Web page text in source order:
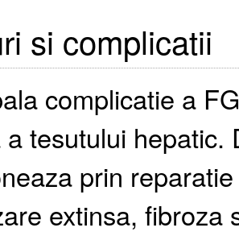
si complicatii
complicatie a
a tesutului
prin
extinsa, fibroza